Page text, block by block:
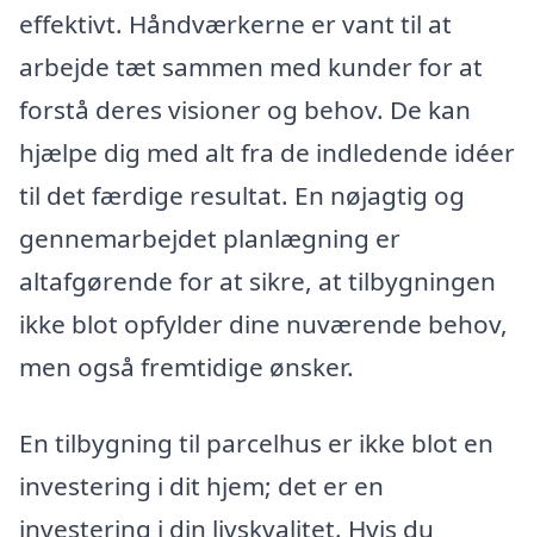
effektivt. Håndværkerne er vant til at
arbejde tæt sammen med kunder for at
forstå deres visioner og behov. De kan
hjælpe dig med alt fra de indledende idéer
til det færdige resultat. En nøjagtig og
gennemarbejdet planlægning er
altafgørende for at sikre, at tilbygningen
ikke blot opfylder dine nuværende behov,
men også fremtidige ønsker.
En tilbygning til parcelhus er ikke blot en
investering i dit hjem; det er en
investering i din livskvalitet. Hvis du